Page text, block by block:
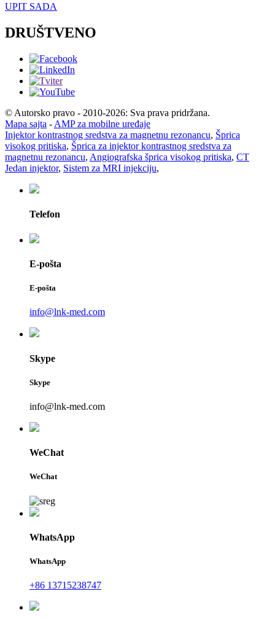
UPIT SADA
DRUŠTVENO
© Autorsko pravo - 2010-2026: Sva prava pridržana.
Mapa sajta - AMP za mobilne uređaje
Injektor kontrastnog sredstva za magnetnu rezonancu, Šprica
visokog pritiska, Šprica za injektor kontrastnog sredstva za
magnetnu rezonancu, Angiografska šprica visokog pritiska, CT
Jedan injektor, Sistem za MRI injekciju,
Telefon
E-pošta
E-pošta
info@lnk-med.com
Skype
Skype
info@lnk-med.com
WeChat
WeChat
WhatsApp
WhatsApp
+86 13715238747